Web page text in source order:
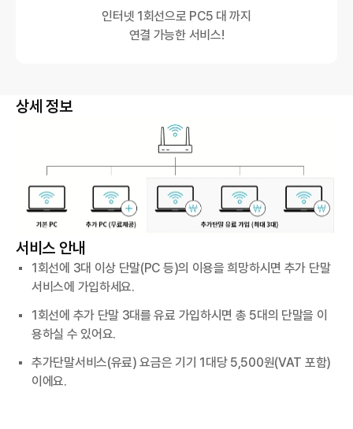
인터넷 1회선으로 PC5 대 까지
연결 가능한 서비스!
상세 정보
서비스 안내
1회선에 3대 이상 단말(PC 등)의 이용을 희망하시면 추가 단말
서비스에 가입하세요.
1회선에 추가 단말 3대를 유료 가입하시면 총 5대의 단말을 이
용하실 수 있어요.
추가단말서비스(유료) 요금은 기기 1대당 5,500원(VAT 포함)
이에요.